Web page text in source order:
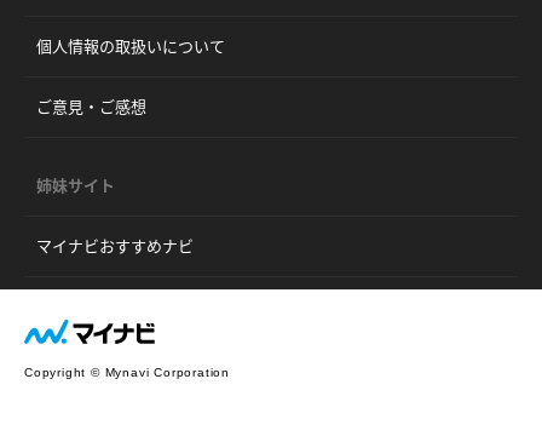
個人情報の取扱いについて
ご意見・ご感想
姉妹サイト
マイナビおすすめナビ
Copyright © Mynavi Corporation